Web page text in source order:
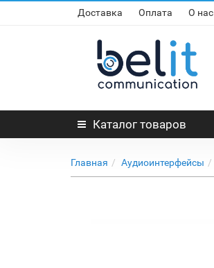
Доставка Оплата О нас
Каталог товаров
Главная Аудиоинтерфейсы